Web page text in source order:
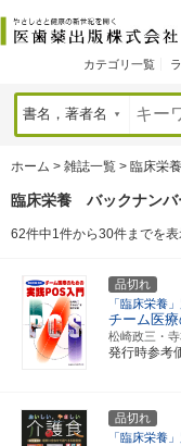
カテゴリ一覧
ホーム > 雑誌一覧 > 臨床栄養
臨床栄養 バックナンバ
62件中1件から30件までを表
品切れ
「臨床栄養
チーム医
松崎政三・
発行時参考
品切れ
「臨床栄養